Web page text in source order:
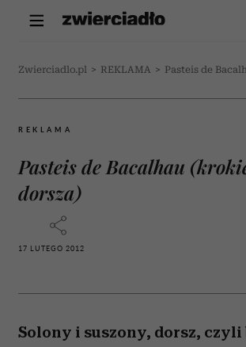
Zwierciadlo.pl > REKLAMA > Pasteis de
REKLAMA
Pasteis de Bacalhau
dorsza)
17 LUTEGO 2012
Solony i suszony, dorsz,